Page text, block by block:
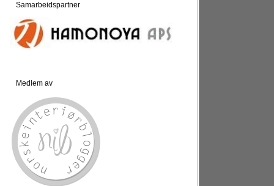
Samarbeidspartner
Medlem av